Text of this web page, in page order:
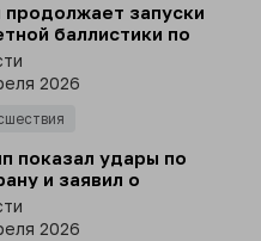
продолжает запуски
баллистики по
2026
показал удары по
и заявил о
военных лидеров
2026